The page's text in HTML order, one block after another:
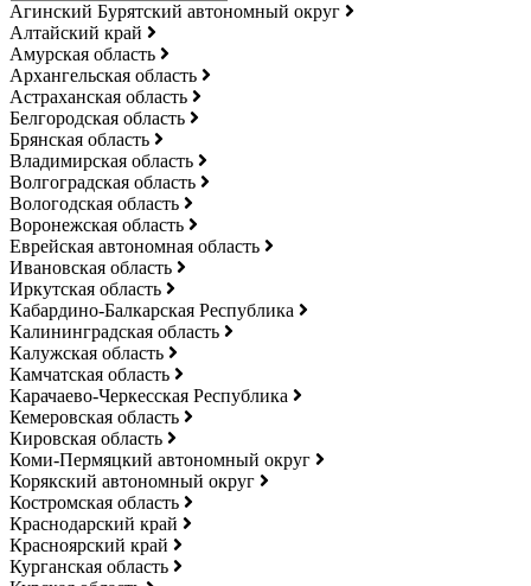
Агинский Бурятский автономный округ
Алтайский край
Амурская область
Архангельская область
Астраханская область
Белгородская область
Брянская область
Владимирская область
Волгоградская область
Вологодская область
Воронежская область
Еврейская автономная область
Ивановская область
Иркутская область
Кабардино-Балкарская Республика
Калининградская область
Калужская область
Камчатская область
Карачаево-Черкесская Республика
Кемеровская область
Кировская область
Коми-Пермяцкий автономный округ
Корякский автономный округ
Костромская область
Краснодарский край
Красноярский край
Курганская область